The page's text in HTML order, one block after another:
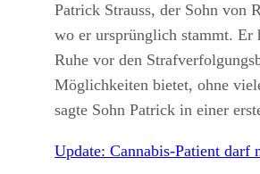
Patrick Strauss, der Sohn von
wo er ursprünglich stammt. Er
Ruhe vor den
Möglichkeiten bietet, ohne
sagte Sohn Patrick in einer
Update: Cannabis-Patient darf